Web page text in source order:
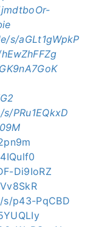
jmdtboOr-
s/aGLt1gWpkP
PRu1EQkxD
Di9IoRZ
p43-PqCBD